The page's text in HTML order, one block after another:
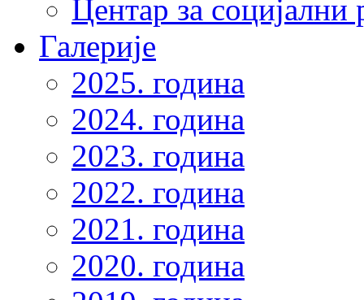
Центар за
Галерије
2025. година
2024. година
2023. година
2022. година
2021. година
2020. година